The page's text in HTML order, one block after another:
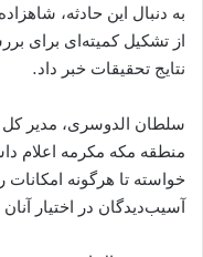
به دنبال این حادثه،
از تشکیل کمیته‌ای برای
نتایج تحقیقات خبر داد.
سلطان الدوسری، مدیر
منطقه مکه مکرمه اعلام
خواسته تا هرگونه
آسیب‌دیدگان در اختیار آنان